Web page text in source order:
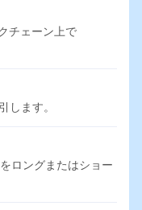
チェーン上で
します。
ロングまたはショー